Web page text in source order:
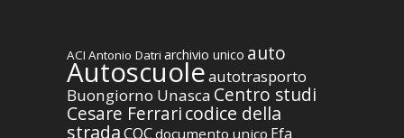
ACI Antonio Datri archivio unico auto
Autoscuoleautotrasporto
Buongiorno Unasca Centro studi
Cesare Ferraricodice della
stradaCQCdocumento unico Efa